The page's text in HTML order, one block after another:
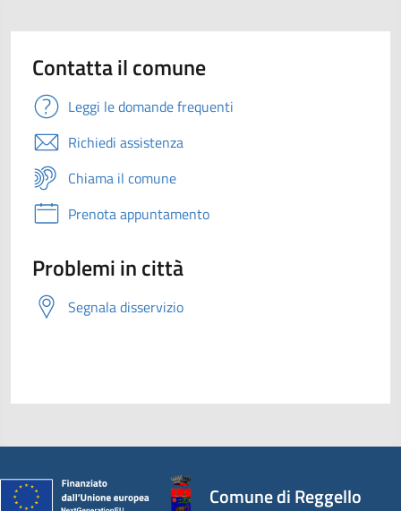
Contatta il comune
Leggi le domande frequenti
Richiedi assistenza
Chiama il comune
Prenota appuntamento
Problemi in città
Segnala disservizio
Comune di Reggello